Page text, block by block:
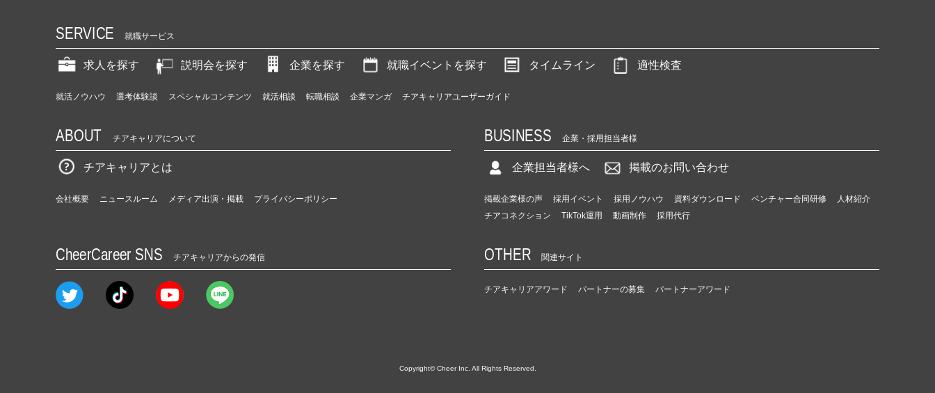
SERVICE 就職サービス
求人を探す 説明会を探す 企業を探す 就職イベントを探す タイムライン 適性検査
就活ノウハウ 選考体験談 スペシャルコンテンツ 就活相談 転職相談 企業マンガ チアキャリアユーザーガイド
ABOUT チアキャリアについて
チアキャリアとは
会社概要 ニュースルーム メディア出演・掲載 プライバシーポリシー
BUSINESS 企業・採用担当者様
企業担当者様へ 掲載のお問い合わせ
掲載企業様の声 採用イベント 採用ノウハウ 資料ダウンロード ベンチャー合同研修
人材紹介
チアコネクション
TikTok運用 動画制作 採用代行
CheerCareer SNS チアキャリアからの発信 OTHER 関連サイト
チアキャリアアワード パートナーの募集 パートナーアワード
Copyright© Cheer Inc. All Rights Reserved.